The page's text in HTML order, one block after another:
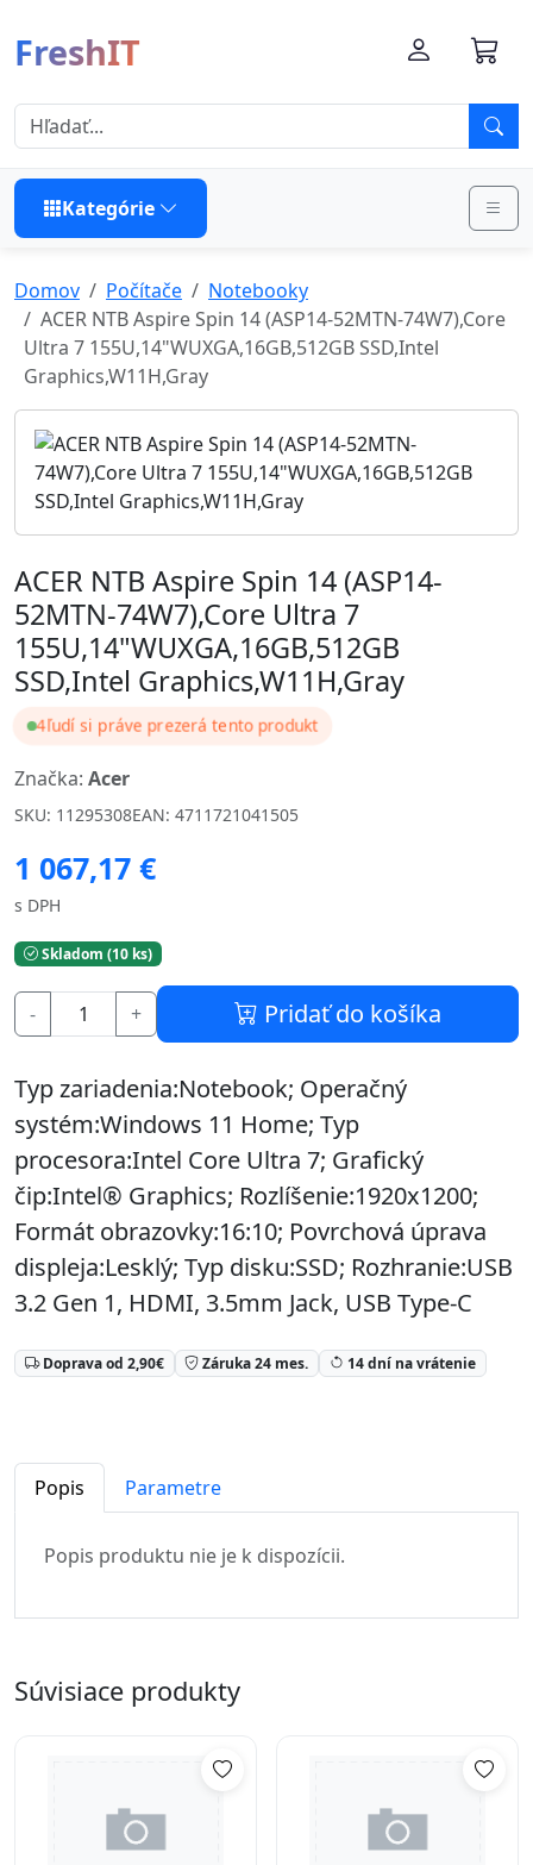
FreshIT
Kategórie
Domov Počítače
Notebooky
ACER NTB Aspire Spin 14 (ASP14-52MTN-74W7),Core
Ultra 7 155U,14"WUXGA,16GB,512GB SSD,Intel
Graphics,W11H,Gray
ACER NTB Aspire Spin 14 (ASP14-
52MTN-74W7),Core Ultra 7
155U,14"WUXGA,16GB,512GB
SSD,Intel Graphics,W11H,Gray
4ľudí si práve prezerá tento produkt
Značka: Acer
SKU: 11295308EAN: 4711721041505
1 067,17 €
s DPH
Skladom (10 ks)
- + Pridať do košíka
Typ zariadenia:Notebook; Operačný
systém:Windows 11 Home; Typ
procesora:Intel Core Ultra 7; Grafický
čip:Intel® Graphics; Rozlíšenie:1920x1200;
Formát obrazovky:16:10; Povrchová úprava
displeja:Lesklý; Typ disku:SSD; Rozhranie:USB
3.2 Gen 1, HDMI, 3.5mm Jack, USB Type-C
Doprava od 2,90€ Záruka 24 mes. 14 dní na vrátenie
Popis Parametre
Popis produktu nie je k dispozícii.
Súvisiace produkty